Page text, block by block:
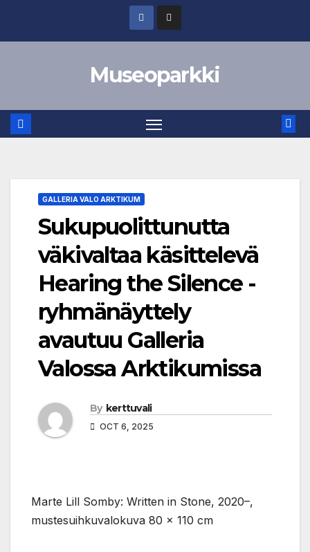
Museoparkki
GALLERIA VALO ARKTIKUM
Sukupuolittunutta
väkivaltaa käsittelevä
Hearing the Silence -
ryhmänäyttely
avautuu Galleria
Valossa Arktikumissa
By kerttuvali
OCT 6, 2025
Marte Lill Somby: Written in Stone, 2020–,
mustesuihkuvalokuva 80 x 110 cm